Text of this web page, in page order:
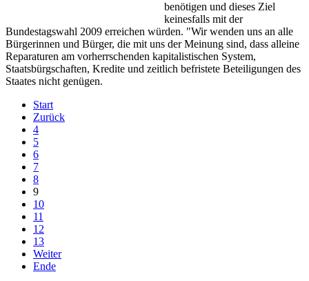
benötigen und dieses Ziel
keinesfalls mit der
Bundestagswahl 2009 erreichen würden. "Wir wenden uns an alle
Bürgerinnen und Bürger, die mit uns der Meinung sind, dass alleine
Reparaturen am vorherrschenden kapitalistischen System,
Staatsbürgschaften, Kredite und zeitlich befristete Beteiligungen des
Staates nicht genügen.
Start
Zurück
4
5
6
7
8
9
10
11
12
13
Weiter
Ende